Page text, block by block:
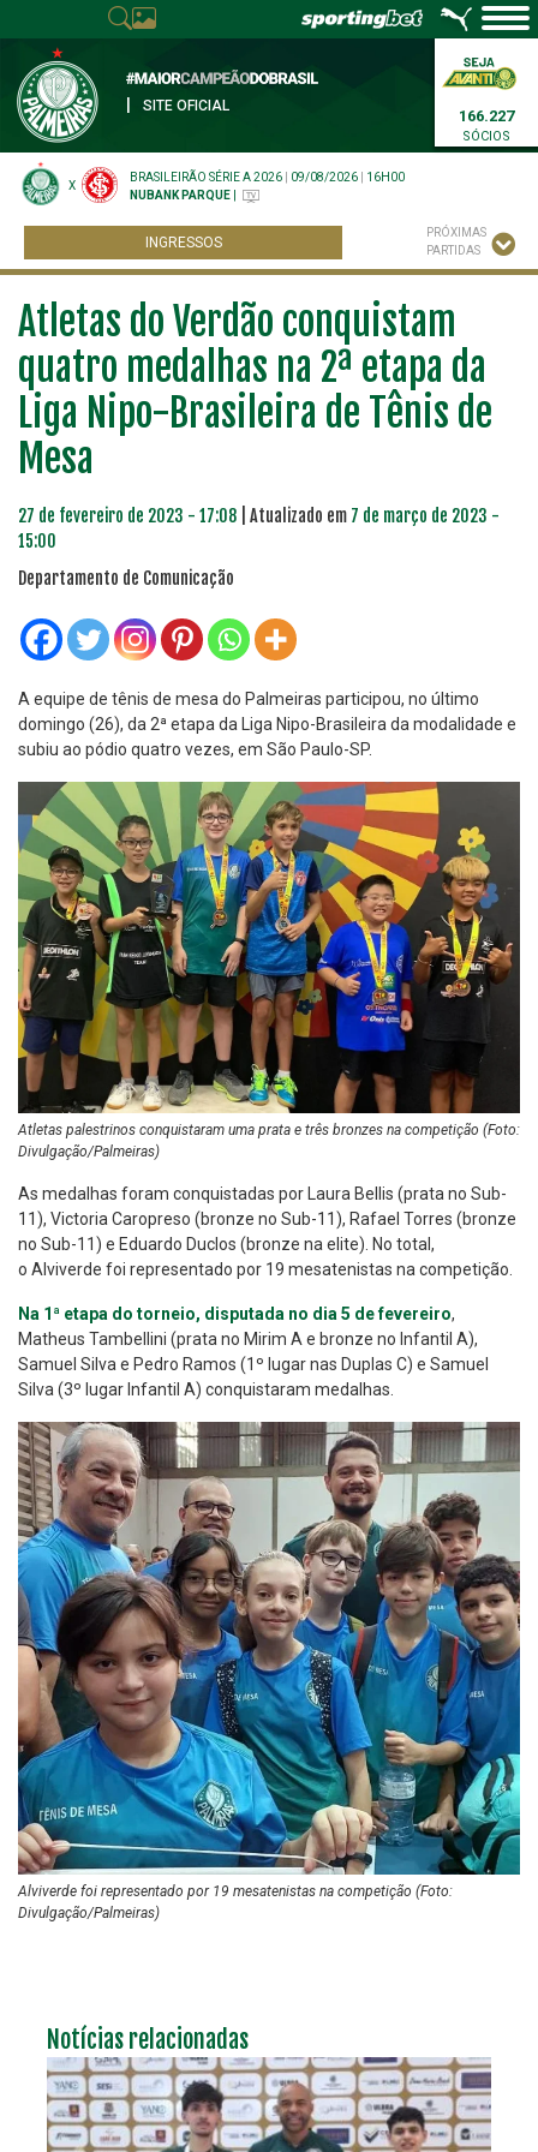
SITE OFICIAL
166.227
SÓCIOS
X
BRASILEIRÃO SÉRIE A 2026 09/08/2026
16H00
NUBANK PARQUE
INGRESSOS
PRÓXIMAS
PARTIDAS
Atletas do Verdão conquistam
quatro medalhas na 2ª etapa da
Liga Nipo-Brasileira de Tênis de
Mesa
27 de fevereiro de 2023 - 17:08 | Atualizado em 7 de março de 2023 -
15:00
Departamento de Comunicação
A equipe de tênis de mesa do Palmeiras participou, no último
domingo (26), da 2ª etapa da Liga Nipo-Brasileira da modalidade e
subiu ao pódio quatro vezes, em São Paulo-SP.
Atletas palestrinos conquistaram uma prata e três bronzes na competição (Foto:
Divulgação/Palmeiras)
As medalhas foram conquistadas por Laura Bellis (prata no Sub-
11), Victoria Caropreso (bronze no Sub-11), Rafael Torres (bronze
no Sub-11) e Eduardo Duclos (bronze na elite). No total,
o Alviverde foi representado por 19 mesatenistas na competição.
Na 1ª etapa do torneio, disputada no dia 5 de fevereiro,
Matheus Tambellini (prata no Mirim A e bronze no Infantil A),
Samuel Silva e Pedro Ramos (1º lugar nas Duplas C) e Samuel
Silva (3º lugar Infantil A) conquistaram medalhas.
Alviverde foi representado por 19 mesatenistas na competição (Foto:
Divulgação/Palmeiras)
Notícias relacionadas